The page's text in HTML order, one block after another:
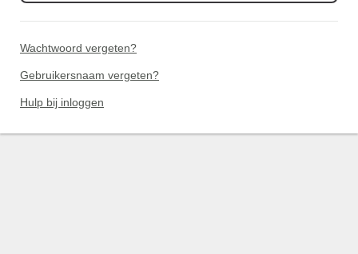
Wachtwoord vergeten?
Gebruikersnaam vergeten?
Hulp bij inloggen